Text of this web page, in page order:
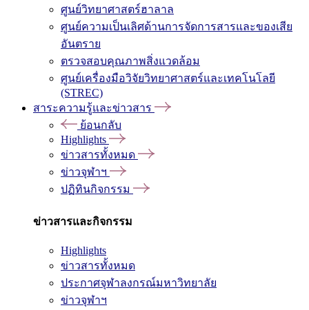
ศูนย์วิทยาศาสตร์ฮาลาล
ศูนย์ความเป็นเลิศด้านการจัดการสารและของเสีย
อันตราย
ตรวจสอบคุณภาพสิ่งแวดล้อม
ศูนย์เครื่องมือวิจัยวิทยาศาสตร์และเทคโนโลยี
(STREC)
สาระความรู้และข่าวสาร
ย้อนกลับ
Highlights
ข่าวสารทั้งหมด
ข่าวจุฬาฯ
ปฏิทินกิจกรรม
ข่าวสารและกิจกรรม
Highlights
ข่าวสารทั้งหมด
ประกาศจุฬาลงกรณ์มหาวิทยาลัย
ข่าวจุฬาฯ